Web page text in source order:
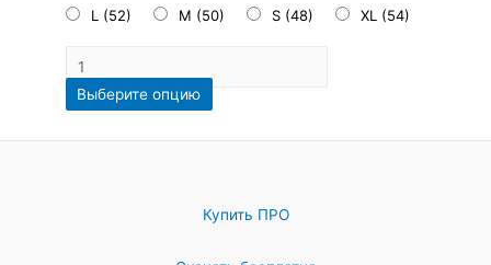
L (52) M (50) S (48) XL (54)
Выберите опцию
Купить ПРО